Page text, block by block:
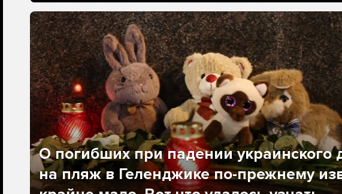
О погибших при падении украинского
на пляж в Геленджике по-прежнему